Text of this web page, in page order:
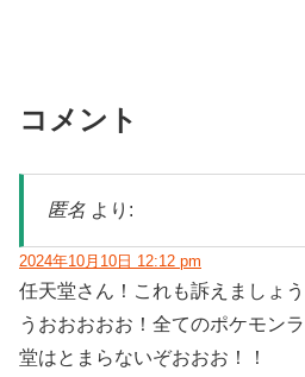
コメント
匿名 より:
2024年10月10日 12:12 pm
任天堂さん！これも訴えましょう
うおおおおお！全てのポケモン
堂はとまらないぞおおお！！